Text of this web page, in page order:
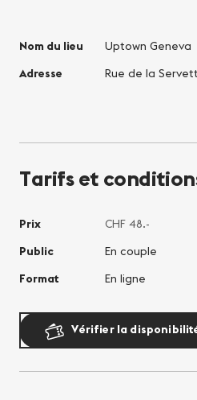
Nom du lieu
Uptown Geneva
Adresse
Rue de la
Tarifs et
Prix
CHF 48.-
Public
En couple
Format
En ligne
Vérifier la